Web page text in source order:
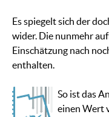
Es spiegelt sich der
wider. Die nunmehr
Einschätzung nach
enthalten.
So ist das
einen Wert